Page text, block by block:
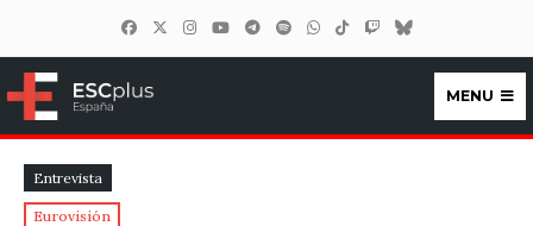
ESCplus España
MENU
Entrevista
Eurovisión